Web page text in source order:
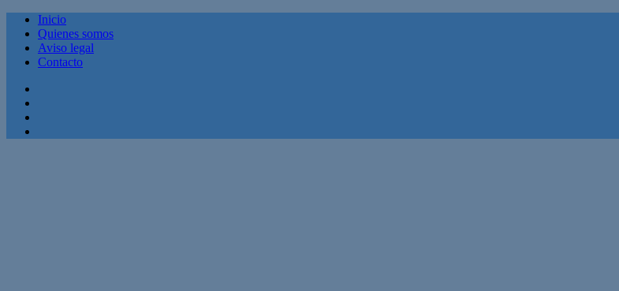
Inicio
Quienes somos
Aviso legal
Contacto